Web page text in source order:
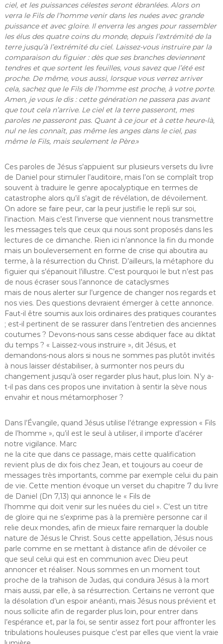
ciel, et les puissances célestes seront ébranlées. Alors on
verra le Fils de l’homme venir dans les nuées avec grande
puissance et avec gloire. Il enverra les anges pour rassembler
les élus des quatre coins du monde, depuis l’extrémité de la
terre jusqu’à l’extrémité du ciel. Laissez-vous instruire par la
comparaison du figuier : dès que ses branches deviennent
tendres et que sortent les feuilles, vous savez que l’été est
proche. De même, vous aussi, lorsque vous verrez arriver
cela, sachez que le Fils de l’homme est proche, à votre porte.
Amen, je vous le dis : cette génération ne passera pas avant
que tout cela n’arrive. Le ciel et la terre passeront, mes
paroles ne passeront pas. Quant à ce jour et à cette heure-là,
nul ne les connaît, pas même les anges dans le ciel, pas
même le Fils, mais seulement le Père.»
Ces paroles de Jésus s’appuient sur plusieurs versets du livre
de Daniel pour stimuler l’auditoire, mais l’on se complaît trop
souvent à traduire le genre apocalyptique en termes de
catastrophe alors qu’il s’agit de révélation, de dévoilement.
On adore se faire peur, car la peur justifie le repli sur soi,
l’inaction. Mais c’est l’inverse que viennent nous transmettre
les messages tels que ceux qui nous sont proposés dans les
lectures de ce dimanche. Rien ici n’annonce la fin du monde
mais un bouleversement en forme de crise qui aboutira au
terme, à la résurrection du Christ. D’ailleurs, la métaphore du
figuier qui s’épanouit l’illustre. C’est pourquoi le but n’est pas
de nous écraser sous l’annonce de cataclysmes
mais de nous alerter sur l’urgence de changer nos regards et
nos vies. Des questions devraient émerger à cette annonce.
Faut-il être soumis aux lois ordinaires des pratiques courantes
; est-il pertinent de se rassurer dans l’entretien des anciennes
coutumes ? Devons-nous sans cesse abdiquer face au diktat
du temps ? « Laissez-vous instruire », dit Jésus, et
demandons-nous alors si nous ne sommes pas plutôt invités
à nous laisser déstabiliser, à surmonter nos peurs du
changement jusqu’à oser regarder plus haut, plus loin. N’y a-
t-il pas dans ces propos une invitation à sentir la sève nous
envahir et nous métamorphoser ?
Dans l’Évangile, quand Jésus utilise l’étrange expression « Fils
de l’homme », qu’il est le seul à utiliser, il importe d’acérer
notre vigilance. Marc
ne la cite que dans ce passage, mais cette qualification
revient plus de dix fois chez Jean, et toujours au coeur de
messages très importants, comme par exemple celui du pain
de vie. Cette mention évoque un verset du chapitre 7 du livre
de Daniel (Dn 7,13) qui annonce le « Fils de
l’homme qui doit venir sur les nuées du ciel ». C’est un titre
de gloire qui ne s’exprime pas à la première personne car il
relie deux mondes, afin de mieux faire remarquer la double
nature de Jésus le Christ. Sous cette appellation, Jésus nous
parle comme en se mettant à distance afin de dévoiler ce
que seul celui qui est en communion avec Dieu peut
annoncer et réaliser. Nous sommes en un moment tout
proche de la trahison de Judas, qui conduira Jésus à la mort
mais aussi, par elle, à sa résurrection. Certains ne verront que
la désolation d’un espoir anéanti, mais Jésus nous prévient et
nous sollicite afin de regarder plus loin, pour entrer dans
l’espérance et, par la foi, se sentir assez fort pour affronter les
tribulations houleuses puisque c’est par elles que vient la vraie